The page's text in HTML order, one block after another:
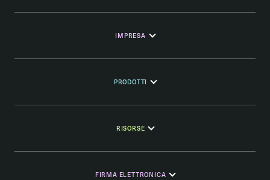
IMPRESA
PRODOTTI
RISORSE
FIRMA ELETTRONICA